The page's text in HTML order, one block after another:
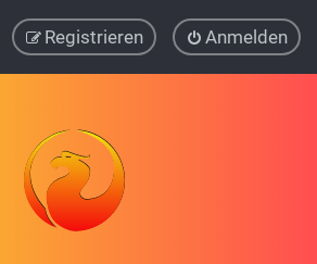
Anmelden
Registrieren